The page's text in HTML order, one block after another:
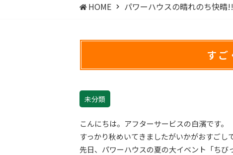
HOME パワーハウスの晴れのち快晴!!
す
未分類
こんにちは。アフターサービスの白濱です。
すっかり秋めいてきましたがいかがおすごし
先日、パワーハウスの夏の大イベント「ちび